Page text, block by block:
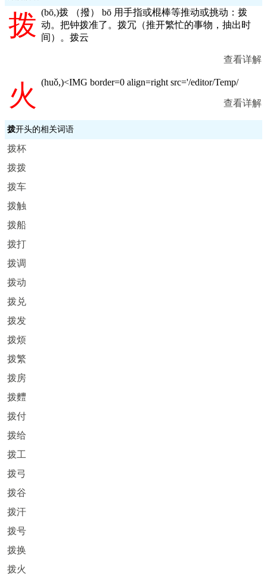
拨 (bō,)拨 （撥） bō 用手指或棍棒等推动或挑动：拨
动。把钟拨准了。拨冗（推开繁忙的事物，抽出时
间）。拨云
查看详解
火 (huǒ,)<IMG border=0 align=right src='/editor/Temp/
查看详解
拨开头的相关词语
拨杯
拨拨
拨车
拨触
拨船
拨打
拨调
拨动
拨兑
拨发
拨烦
拨繁
拨房
拨麷
拨付
拨给
拨工
拨弓
拨谷
拨汗
拨号
拨换
拨火